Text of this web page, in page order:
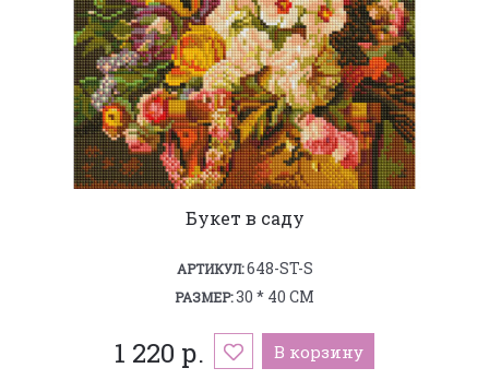
Букет в саду
АРТИКУЛ:648-ST-S
РАЗМЕР:30 * 40 СМ
1 220 р. В корзину